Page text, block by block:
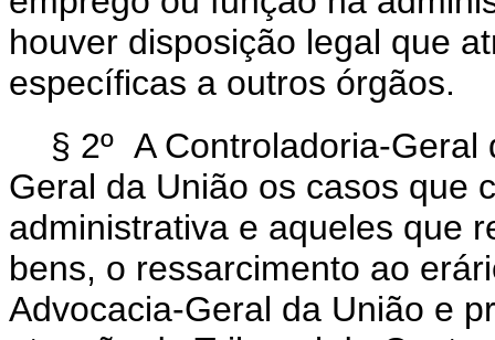
houver disposição legal que
específicas a outros órgãos.
§ 2º A Controladoria-
Geral da União os casos que
administrativa e aqueles que
bens, o ressarcimento ao
Advocacia-Geral da União e